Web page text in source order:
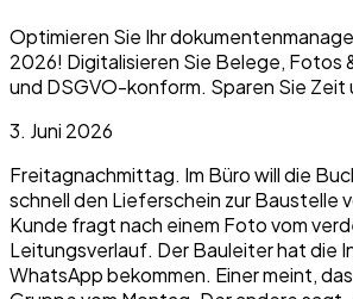
Optimieren Sie Ihr
2026! Digitalisieren Sie Belege, Fotos
und DSGVO-konform. Sparen Sie Zeit
3. Juni 2026
Freitagnachmittag. Im Büro will die
schnell den Lieferschein zur Baustelle
Kunde fragt nach einem Foto vom
Leitungsverlauf. Der Bauleiter hat die
WhatsApp bekommen. Einer meint,